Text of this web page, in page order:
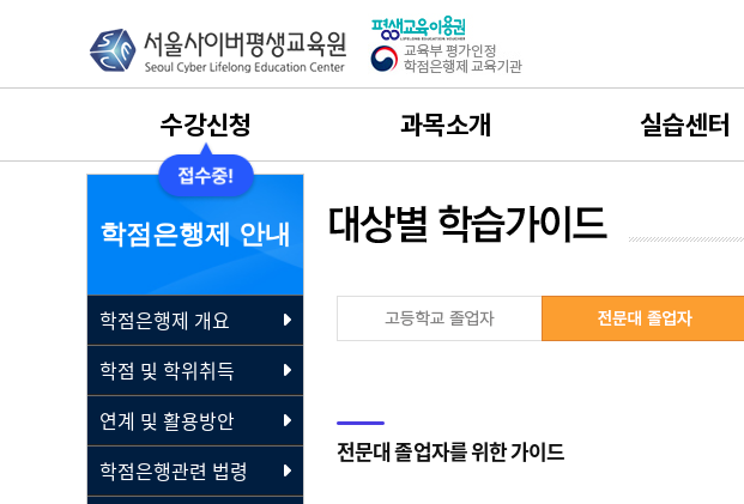
수강신청
나의 학습설계
수강료결제
수강후기
과목소개
사회복지사
평생교육사
경영학
실습센터
평생교육실습
학점은행제 안내
학점은행제 개요
학점 및 학위취득
연계 및 활용방안
학점은행관련 법령
전문대 졸업자를 위한 가이드